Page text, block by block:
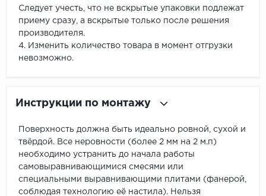
Следует учесть, что не вскрытые упаковки подлежат
приему сразу, а вскрытые только после решения
производителя.
4. Изменить количество товара в момент отгрузки
невозможно.
Инструкции по монтажу
Поверхность должна быть идеально ровной, сухой и
твёрдой. Все неровности (более 2 мм на 2 м.п)
необходимо устранить до начала работы
самовыравнивающимися смесями или
специальными выравнивающими плитами (фанерой,
соблюдая технологию её настила). Нельзя